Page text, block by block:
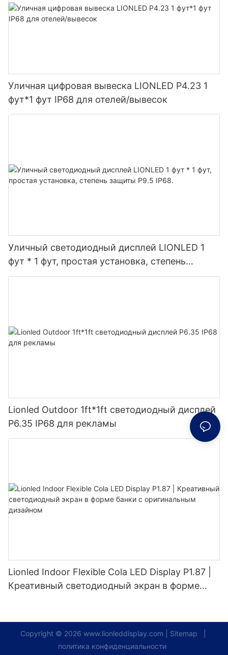
Уличная цифровая вывеска LIONLED P4.23 1
фут*1 фут IP68 для отелей/вывесок
Уличный светодиодный дисплей LIONLED 1
фут * 1 фут, простая установка, степень
защиты P9.5 IP68.
Lionled Outdoor 1ft*1ft светодиодный дисплей
P6.35 IP68 для рекламы
Lionled Indoor Flexible Cola LED Display P1.87 |
Креативный светодиодный экран в форме
Copyright © 2026 www.lionleddisplay.com Sitemap
политика конфиденциальности